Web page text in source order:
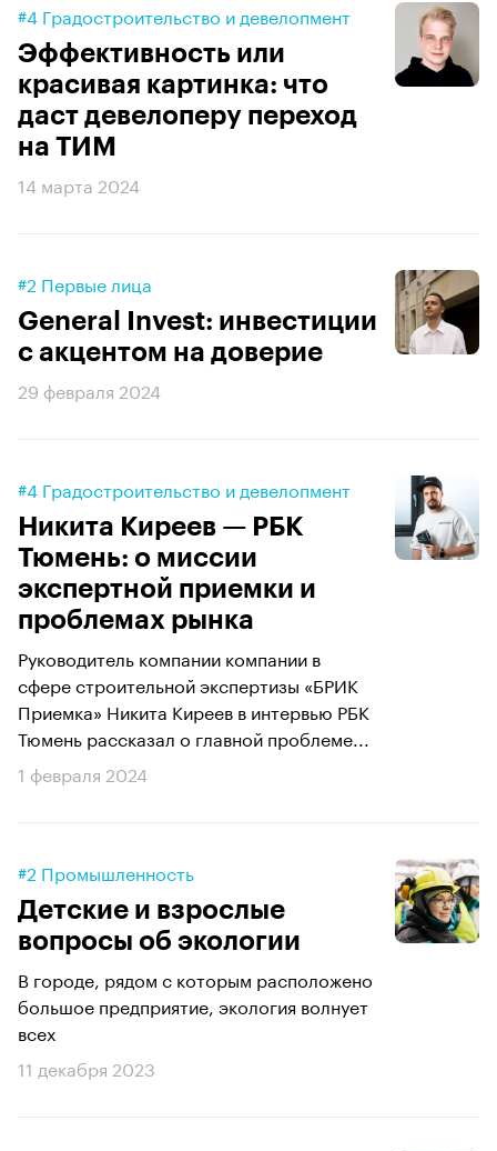
#4 Градостроительство и девелопмент
Эффективность или
красивая картинка: что
даст девелоперу переход
на ТИМ
14 марта 2024
#2 Первые лица
General Invest: инвестиции
с акцентом на доверие
29 февраля 2024
#4 Градостроительство и девелопмент
Никита Киреев — РБК
Тюмень: о миссии
экспертной приемки и
проблемах рынка
Руководитель компании компании в
сфере строительной экспертизы «БРИК
Приемка» Никита Киреев в интервью РБК
Тюмень рассказал о главной проблеме...
1 февраля 2024
#2 Промышленность
Детские и взрослые
вопросы об экологии
В городе, рядом с которым расположено
большое предприятие, экология волнует
всех
11 декабря 2023